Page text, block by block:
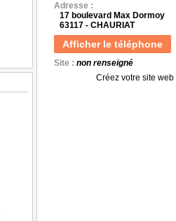
Adresse :
17 boulevard Max Dormoy
63117 - CHAURIAT
Afficher le téléphone
Site : non renseigné
Créez votre site web